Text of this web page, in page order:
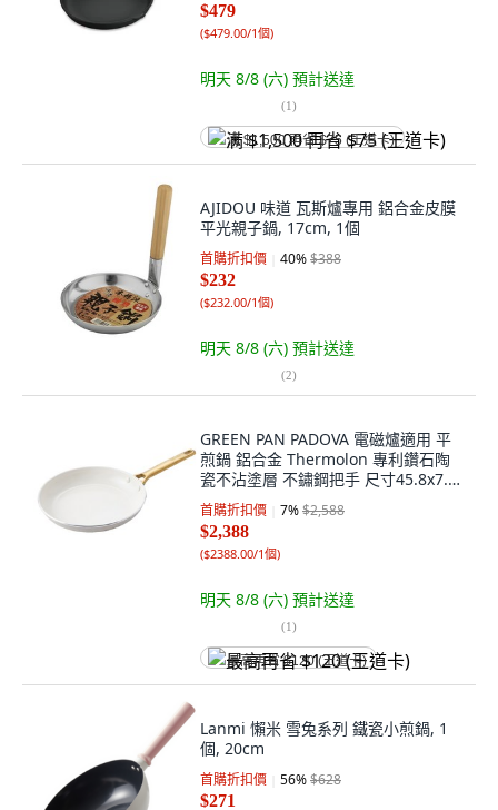
$479
($479.00/1個)
明天 8/8 (六) 預計送達
(1)
满 $1,500 再省 $75 (王道卡)
AJIDOU 味道 瓦斯爐專用 鋁合金皮膜
平光親子鍋, 17cm, 1個
首購折扣價 40%$388
$232
($232.00/1個)
明天 8/8 (六) 預計送達
(2)
GREEN PAN PADOVA 電磁爐適用 平
煎鍋 鋁合金 Thermolon 專利鑽石陶
瓷不沾塗層 不鏽鋼把手 尺寸45.8x7.1
公分, 25cm, 1個
首購折扣價 7%$2,588
$2,388
($2388.00/1個)
明天 8/8 (六) 預計送達
(1)
最高再省 $120 (王道卡)
Lanmi 懶米 雪兔系列 鐵瓷小煎鍋, 1
個, 20cm
首購折扣價 56%$628
$271